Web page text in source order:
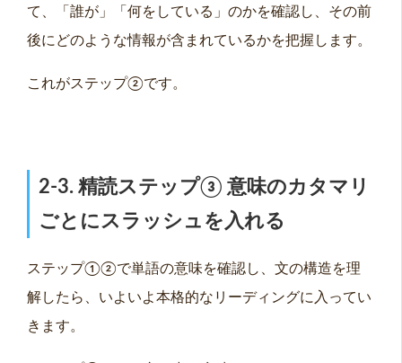
て、「誰が」「何をしている」のかを確認し、その前
後にどのような情報が含まれているかを把握します。
これがステップ②です。
2-3. 精読ステップ③ 意味のカタマリ
ごとにスラッシュを入れる
ステップ①②で単語の意味を確認し、文の構造を理
解したら、いよいよ本格的なリーディングに入ってい
きます。